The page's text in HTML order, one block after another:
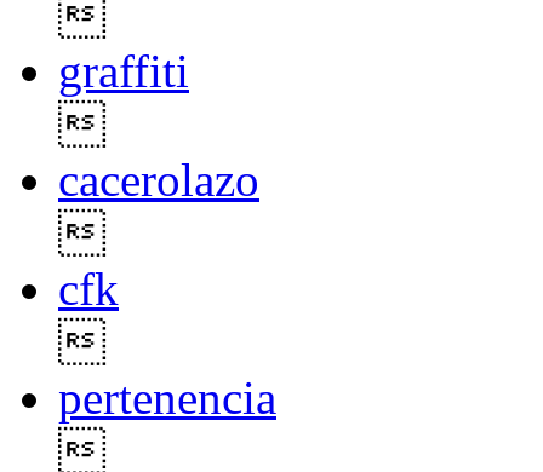
graffiti
cacerolazo
cfk
pertenencia